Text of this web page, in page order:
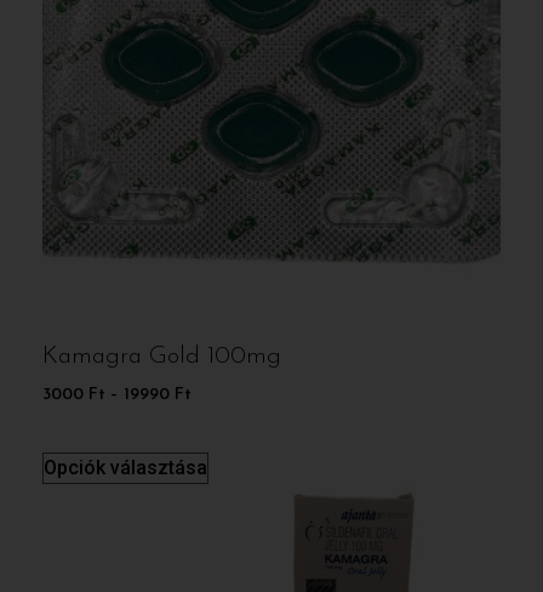
Kamagra Gold 100mg
3000 Ft – 19990 Ft
Opciók választása